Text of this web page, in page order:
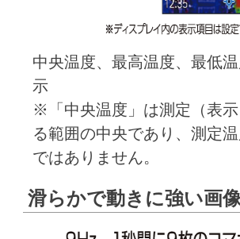
中央温度、最高温度、最低
示
※「中央温度」は測定（表
る範囲の中央であり、測定
ではありません。
滑らかで動きに強い画